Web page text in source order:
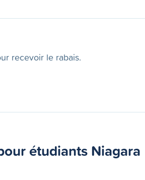
recevoir le rabais.
étudiants Niagara